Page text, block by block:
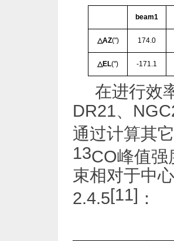
beam1
△AZ(") 174.0
△EL(") -171.1
在进行效
DR21、
通过计算其
13CO峰值强
束相对于中
2.4.5[11] ：